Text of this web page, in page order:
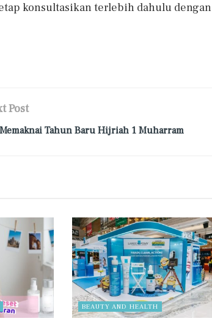
konsultasikan terlebih dahulu dengan
Post
Memaknai Tahun Baru Hijriah 1 Muharram
BEAUTY AND HEALTH